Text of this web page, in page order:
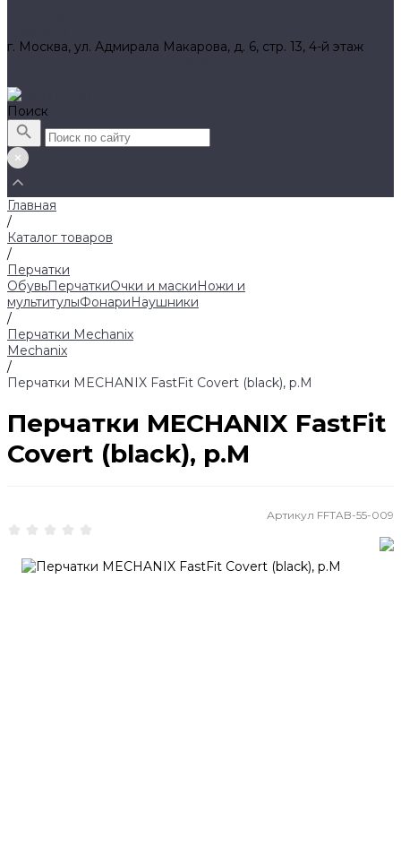
г. Москва, ул. Адмирала Макарова, д. 6, стр. 13, 4-й этаж
Поиск
Главная
/
Каталог товаров
/
Перчатки
ОбувьПерчаткиОчки и маскиНожи и
мультитулыФонариНаушники
/
Перчатки Mechanix
Mechanix
/
Перчатки MECHANIX FastFit Covert (black), р.M
Перчатки MECHANIX FastFit
Covert (black), р.M
Артикул FFTAB-55-009